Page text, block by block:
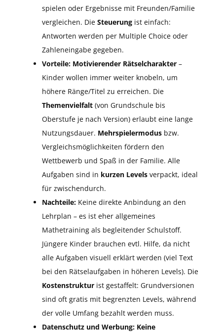
spielen oder Ergebnisse mit Freunden/Familie
vergleichen. Die Steuerung ist einfach:
Antworten werden per Multiple Choice oder
Zahleneingabe gegeben.
Vorteile: Motivierender Rätselcharakter –
Kinder wollen immer weiter knobeln, um
höhere Ränge/Titel zu erreichen. Die
Themenvielfalt (von Grundschule bis
Oberstufe je nach Version) erlaubt eine lange
Nutzungsdauer. Mehrspielermodus bzw.
Vergleichsmöglichkeiten fördern den
Wettbewerb und Spaß in der Familie. Alle
Aufgaben sind in kurzen Levels verpackt, ideal
für zwischendurch.
Nachteile: Keine direkte Anbindung an den
Lehrplan – es ist eher allgemeines
Mathetraining als begleitender Schulstoff.
Jüngere Kinder brauchen evtl. Hilfe, da nicht
alle Aufgaben visuell erklärt werden (viel Text
bei den Rätselaufgaben in höheren Levels). Die
Kostenstruktur ist gestaffelt: Grundversionen
sind oft gratis mit begrenzten Levels, während
der volle Umfang bezahlt werden muss.
Datenschutz und Werbung: Keine